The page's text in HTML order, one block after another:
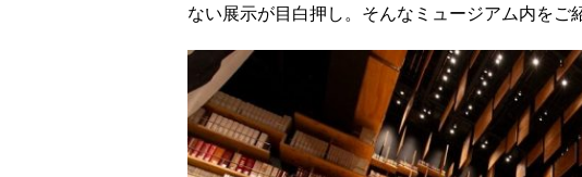
ない展示が目白押し。そんなミュージアム内をご